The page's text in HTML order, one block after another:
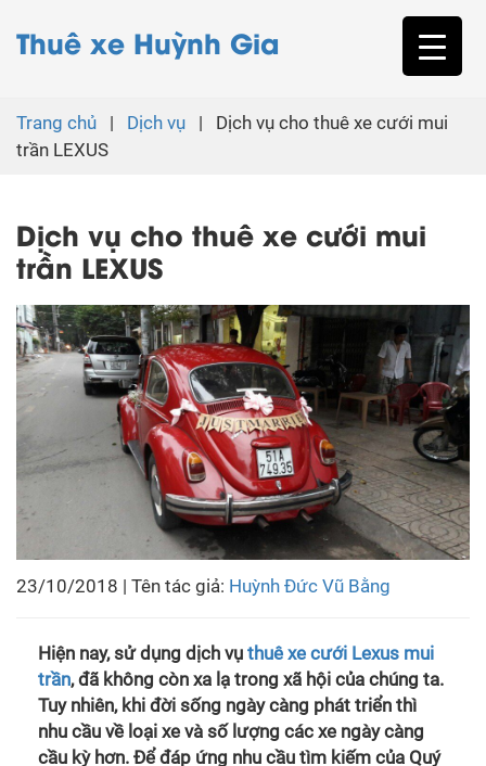
Thuê xe Huỳnh Gia
Trang chủ | Dịch vụ |
Dịch vụ cho thuê xe cưới mui
trần LEXUS
Dịch vụ cho thuê xe cưới mui
trần LEXUS
23/10/2018 | Tên tác giả: Huỳnh Đức Vũ Bằng
Hiện nay, sử dụng dịch vụ thuê xe cưới Lexus mui
trần, đã không còn xa lạ trong xã hội của chúng ta.
Tuy nhiên, khi đời sống ngày càng phát triển thì
nhu cầu về loại xe và số lượng các xe ngày càng
cầu kỳ hơn. Để đáp ứng nhu cầu tìm kiếm của Quý